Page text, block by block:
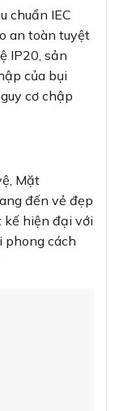
chuẩn IEC
an toàn tuyệt
IP20, sản
của bụi
cơ chập
Mặt
đến vẻ đẹp
hiện đại với
phong cách